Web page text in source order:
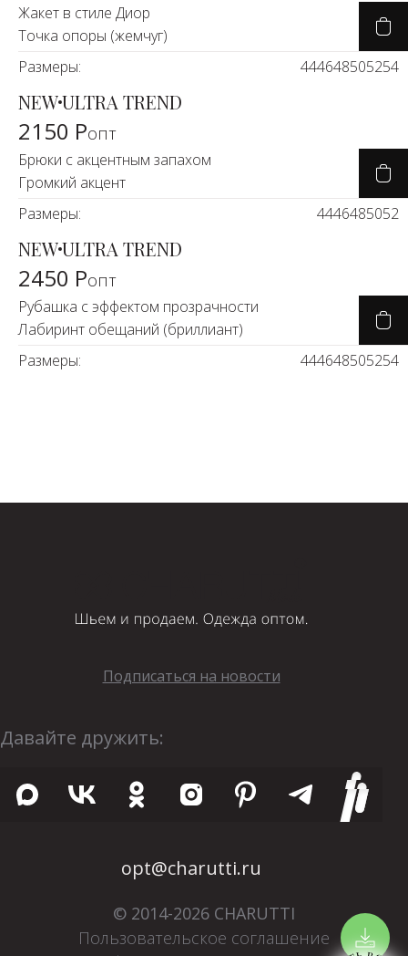
Жакет в стиле Диор
Точка опоры (жемчуг)
Размеры:
444648505254
NEWULTRA TREND
2150 Ропт
Брюки с акцентным запахом
Громкий акцент
Размеры:
4446485052
NEWULTRA TREND
2450 Ропт
Рубашка с эффектом прозрачности
Лабиринт обещаний (бриллиант)
Размеры:
444648505254
Подписаться на новости
Давайте дружить:
opt@charutti.ru
© 2014-2026 CHARUTTI
Пользовательское соглашение